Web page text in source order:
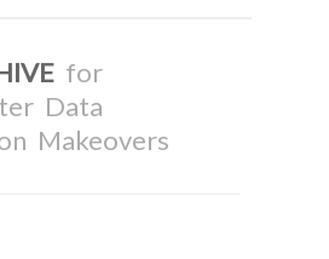
for
Data
Makeovers